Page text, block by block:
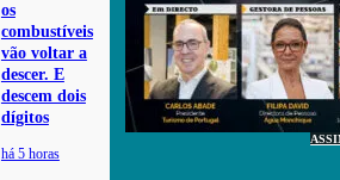
os
combustíveis
vão voltar a
descer. E
descem dois
dígitos
há 5 horas